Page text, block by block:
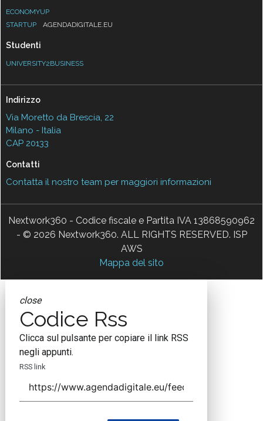
ECONOMYUP
STARTUP
AGENDADIGITALE.EU
Studenti
UNIVERSITY2BUSINESS
Indirizzo
Via Moretto da Brescia, 22
Milano - Italia
CAP 20133
Contatti
Contatta il nostro team per maggiori informazioni
Nextwork360 - Codice fiscale e Partita IVA 13868590962
- © 2026 Nextwork360. ALL RIGHTS RESERVED. ISP
AWS
Mappa del sito
close
Codice Rss
Clicca sul pulsante per copiare il link RSS
negli appunti.
RSS link